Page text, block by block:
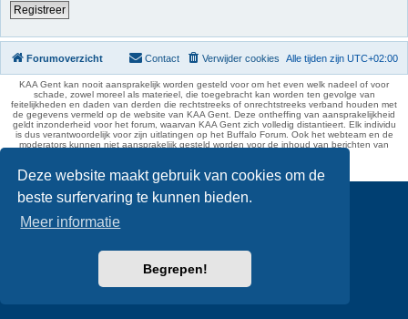
Deze website maakt gebruik van cookies om de
beste surfervaring te kunnen bieden.
Meer informatie
Begrepen!
Registreer
Forumoverzicht Alle tijden zijn UTC+02:00
Verwijder cookies
Contact
KAA Gent kan nooit aansprakelijk worden gesteld voor om het even welk nadeel of voor
schade, zowel moreel als materieel, die toegebracht kan worden ten gevolge van
feitelijkheden en daden van derden die rechtstreeks of onrechtstreeks verband houden met
de gegevens vermeld op de website van KAA Gent. Deze ontheffing van aansprakelijkheid
geldt inzonderheid voor het forum, waarvan KAA Gent zich volledig distantieert. Elk individu
is dus verantwoordelijk voor zijn uitlatingen op het Buffalo Forum. Ook het webteam en de
moderators kunnen niet aansprakelijk gesteld worden voor de inhoud van berichten van